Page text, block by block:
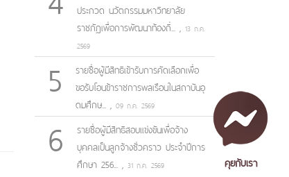
ประกวด นวัตกรรมมหาวิทยาลัย
ราชภัฏเพื่อการพัฒนาท้องถิ่... , 13 ก.ค.
2569
5
รายชื่อผู้มีสิทธิเข้ารับการคัดเลือกเพื่อ
ขอรับโอนข้าราชการพลเรือนในสถาบันอุ
ดมศึกษ... , 09 ก.ค. 2569
6
รายชื่อผู้มีสิทธิสอบแข่งขันเพื่อจ้าง
บุคคลเป็นลูกจ้างชั่วคราว ประจำปีการ
ศึกษา 256... , 31 ก.ค. 2569 คุยกับเรา